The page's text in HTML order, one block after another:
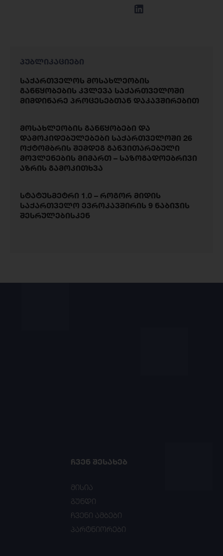
პუბლიკაციები
საქართველოს მოსახლეობის
განწყობების კვლევა საქართველოში
მიმდინარე პროცესებთან დაკავშირებით
მოსახლეობის განწყობები და
დამოკიდებულებები საქართველოში 26
ოქტომბრის შემდეგ განვითარებული
მოვლენების მიმართ – საზოგადოებრივი
აზრის გამოკითხვა
სტატუსმეტრი 1.0 – როგორ მიდის
საქართველო ევროკავშირის 9 ნაბიჯის
შესრულებისკენ
ᲩᲕᲔᲜ ᲨᲔᲡᲐᲮᲔᲑ
მისია
გუნდი
ჩვენი ამბები
პარტნიორები